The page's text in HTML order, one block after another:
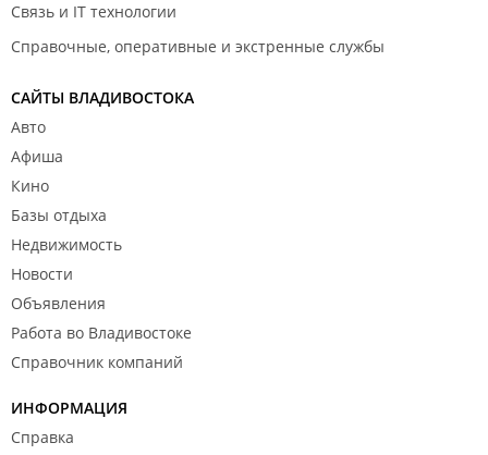
Связь и IT технологии
Справочные, оперативные и экстренные службы
САЙТЫ ВЛАДИВОСТОКА
Авто
Афиша
Кино
Базы отдыха
Недвижимость
Новости
Объявления
Работа во Владивостоке
Справочник компаний
ИНФОРМАЦИЯ
Справка